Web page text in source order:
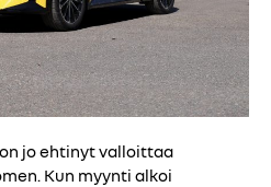
jo ehtinyt valloittaa
Kun myynti alkoi